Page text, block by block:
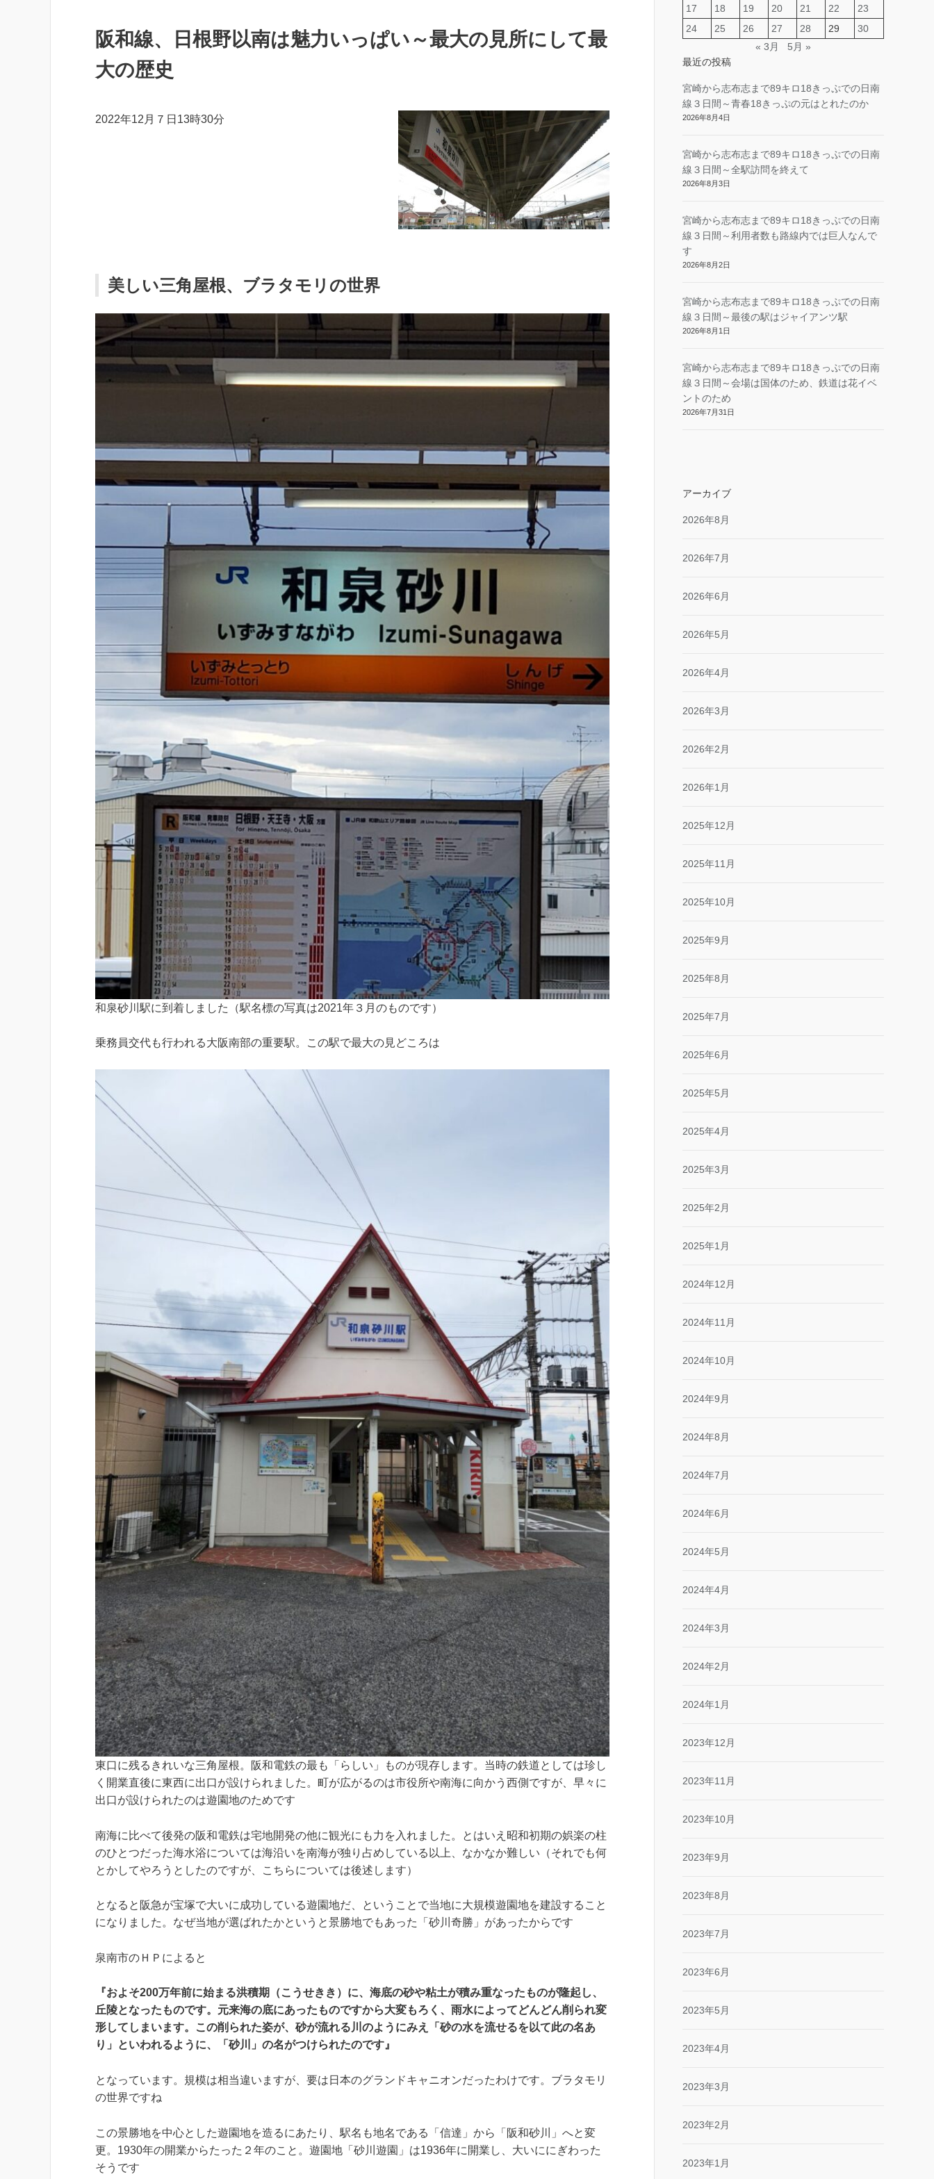
阪和線、日根野以南は魅力いっぱい～最大の見所にして最
大の歴史
2022年12月７日13時30分
美しい三角屋根、ブラタモリの世界
和泉砂川駅に到着しました（駅名標の写真は2021年３月のものです）
乗務員交代も行われる大阪南部の重要駅。この駅で最大の見どころは
東口に残るきれいな三角屋根。阪和電鉄の最も「らしい」ものが現存します。当時の鉄道としては珍し
く開業直後に東西に出口が設けられました。町が広がるのは市役所や南海に向かう西側ですが、早々に
出口が設けられたのは遊園地のためです
南海に比べて後発の阪和電鉄は宅地開発の他に観光にも力を入れました。とはいえ昭和初期の娯楽の柱
のひとつだった海水浴については海沿いを南海が独り占めしている以上、なかなか難しい（それでも何
とかしてやろうとしたのですが、こちらについては後述します）
となると阪急が宝塚で大いに成功している遊園地だ、ということで当地に大規模遊園地を建設すること
になりました。なぜ当地が選ばれたかというと景勝地でもあった「砂川奇勝」があったからです
泉南市のＨＰによると
『およそ200万年前に始まる洪積期（こうせきき）に、海底の砂や粘土が積み重なったものが隆起し、
丘陵となったものです。元来海の底にあったものですから大変もろく、雨水によってどんどん削られ変
形してしまいます。この削られた姿が、砂が流れる川のようにみえ「砂の水を流せるを以て此の名あ
り」といわれるように、「砂川」の名がつけられたのです』
となっています。規模は相当違いますが、要は日本のグランドキャニオンだったわけです。ブラタモリ
の世界ですね
この景勝地を中心とした遊園地を造るにあたり、駅名も地名である「信達」から「阪和砂川」へと変
更。1930年の開業からたった２年のこと。遊園地「砂川遊園」は1936年に開業し、大いににぎわった
そうです
17 18 19 20 21 22
23
24
25 26 27 28 29
30
« 3月
5月 »
最近の投稿
宮崎から志布志まで89キロ18きっぷでの日南
線３日間～青春18きっぷの元はとれたのか
2026年8月4日
宮崎から志布志まで89キロ18きっぷでの日南
線３日間～全駅訪問を終えて
2026年8月3日
宮崎から志布志まで89キロ18きっぷでの日南
線３日間～利用者数も路線内では巨人なんで
す
2026年8月2日
宮崎から志布志まで89キロ18きっぷでの日南
線３日間～最後の駅はジャイアンツ駅
2026年8月1日
宮崎から志布志まで89キロ18きっぷでの日南
線３日間～会場は国体のため、鉄道は花イベ
ントのため
2026年7月31日
アーカイブ
2026年8月
2026年7月
2026年6月
2026年5月
2026年4月
2026年3月
2026年2月
2026年1月
2025年12月
2025年11月
2025年10月
2025年9月
2025年8月
2025年7月
2025年6月
2025年5月
2025年4月
2025年3月
2025年2月
2025年1月
2024年12月
2024年11月
2024年10月
2024年9月
2024年8月
2024年7月
2024年6月
2024年5月
2024年4月
2024年3月
2024年2月
2024年1月
2023年12月
2023年11月
2023年10月
2023年9月
2023年8月
2023年7月
2023年6月
2023年5月
2023年4月
2023年3月
2023年2月
2023年1月